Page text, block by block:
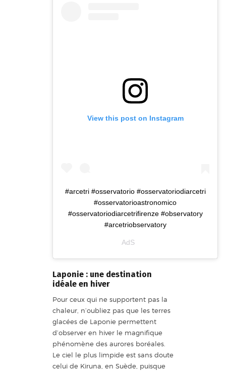
View this post on Instagram
#arcetri #osservatorio #osservatoriodiarcetri
#osservatorioastronomico
#osservatoriodiarcetrifirenze #observatory
#arcetriobservatory
AdS
Laponie : une destination
idéale en hiver
Pour ceux qui ne supportent pas la
chaleur, n’oubliez pas que les terres
glacées de Laponie permettent
d’observer en hiver le magnifique
phénomène des aurores boréales.
Le ciel le plus limpide est sans doute
celui de Kiruna, en Suède, puisque